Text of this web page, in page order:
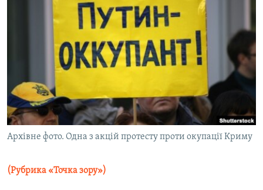
МУЛЬТИМЕДІА
СПЕЦПРОЄКТИ
КРИМ РЕАЛІЇ
РУС
КТАТ
Архівне фото. Одна з акцій протесту проти окупації Криму
(Рубрика «Точка зору»)